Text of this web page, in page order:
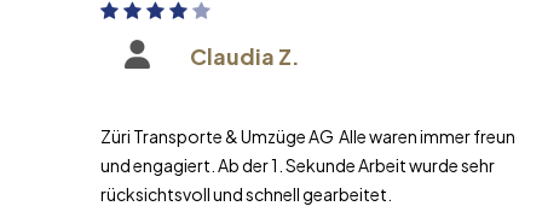
Claudia Z.
Züri Transporte & Umzüge AG Alle waren immer freundlich
und engagiert. Ab der 1. Sekunde Arbeit wurde sehr
rücksichtsvoll und schnell gearbeitet.